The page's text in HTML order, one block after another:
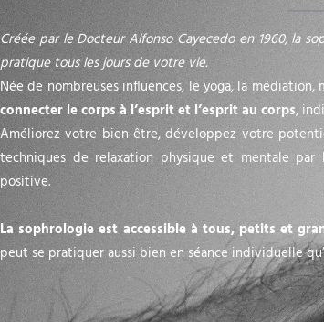
Créée par le Docteur Alfonso Cayecedo en 1960, la
pratique tous les jours de votre vie.
Née de nombreuses influences, le yoga, la
connecter le corps à l’esprit et l’esprit au corps,
Améliorez votre bien-être, développez votre
techniques de relaxation physique et mentale
positive.
La sophrologie est accessible à tous, petits et
peut se pratiquer aussi bien en séance individuelle